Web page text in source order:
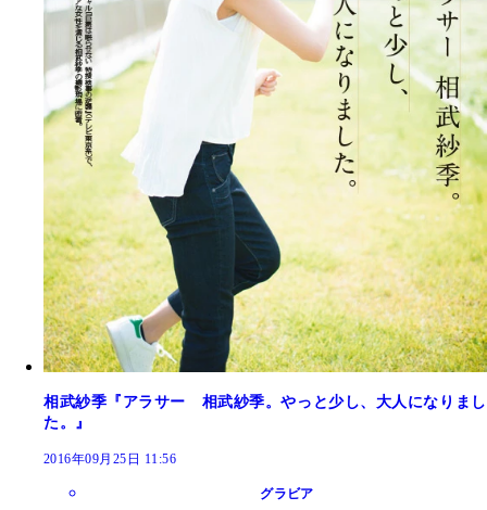
相武紗季『アラサー 相武紗季。やっと少し、大人になりまし
た。』
2016年09月25日 11:56
グラビア